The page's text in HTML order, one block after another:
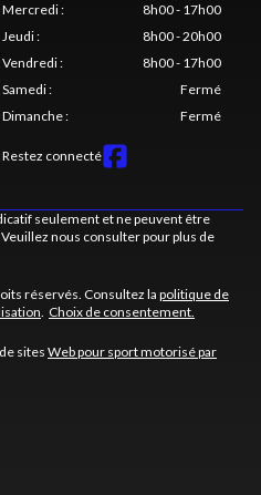
Mercredi:
8h00 - 17h00
Jeudi:
8h00 - 20h00
Vendredi:
8h00 - 17h00
Samedi:
Fermé
Dimanche: Fermé
Restez connecté
seulement et ne peuvent être
nous consulter pour plus de
réservés. Consultez la politique de
. Choix de consentement.
sitesWeb pour sport motorisé par